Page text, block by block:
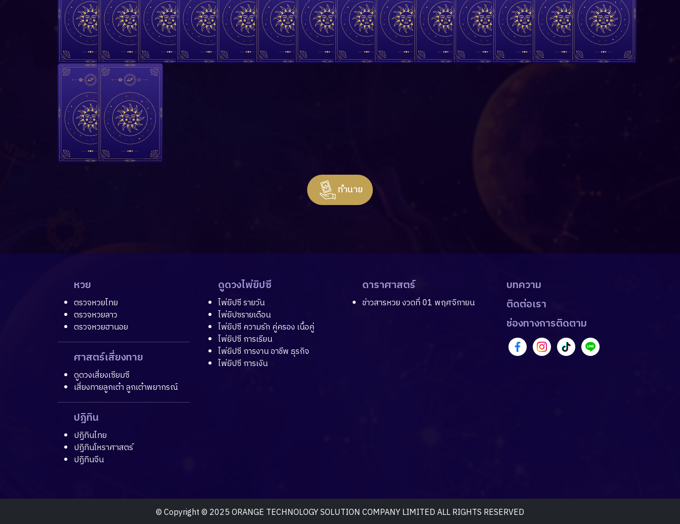
ทำนาย
หวย
ตรวจหวยไทย
ตรวจหวยลาว
ตรวจหวยฮานอย
ศาสตร์เสี่ยงทาย
ดูดวงเสี่ยงเซียมซี
เสี่ยงทายลูกเต๋า ลูกเต๋าพยากรณ์
ปฏิทิน
ปฏิทินไทย
ปฏิทินโหราศาสตร์
ปฏิทินจีน
ดูดวงไพ่ยิปซี
ไพ่ยิปซี รายวัน
ไพ่ยิปซรายเดือน
ไพ่ยิปซี ความรัก คู่ครอง เนื้อคู่
ไพ่ยิปซี การเรียน
ไพ่ยิปซี การงาน อาชีพ ธุรกิจ
ไพ่ยิปซี การเงิน
ดาราศาสตร์
ข่าวสารหวย งวดที่ 01 พฤศจิกายน
บทความ
ติดต่อเรา
ช่องทางการติดตาม
© Copyright © 2025 ORANGE TECHNOLOGY SOLUTION COMPANY LIMITED ALL RIGHTS RESERVED